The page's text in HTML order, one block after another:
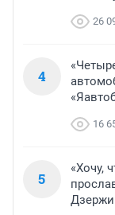
26
4
16
5
«Хочу,